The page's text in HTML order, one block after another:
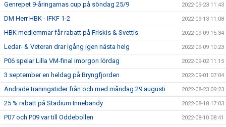
Genrepet 9-åringarnas cup på söndag 25/9 2022-09-23 11:43
DM Herr HBK - IFKF 1-2 2022-09-13 11:08
HBK medlemmar får rabatt på Friskis & Svettis 2022-09-09 15:34
Ledar- & Veteran drar igång igen nästa helg 2022-09-09 10:23
P06 spelar Lilla VM-final imorgon lördag 2022-09-02 11:15
3 september en heldag på Bryngfjorden 2022-09-01 07:04
Ändrade träningstider från och med måndag 29 augusti 2022-08-23 09:23
25 % rabatt på Stadium Innebandy 2022-08-18 17:03
P07 och P09 var till Oddebollen 2022-08-10 08:41